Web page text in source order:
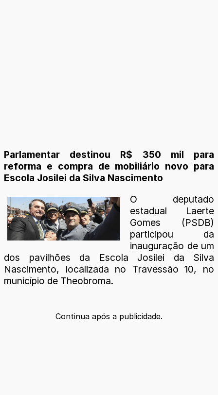
Parlamentar destinou R$ 350 mil para
reforma e compra de mobiliário novo para
Escola Josilei da Silva Nascimento
O deputado
estadual Laerte
Gomes (PSDB)
participou da
inauguração de um
dos pavilhões da Escola Josilei da Silva
Nascimento, localizada no Travessão 10, no
município de Theobroma.
Continua após a publicidade.